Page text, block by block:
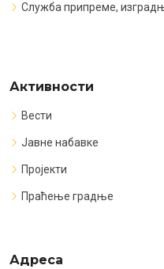
Служба припреме,
Активности
Вести
Јавне набавке
Пројекти
Праћење градње
Адреса